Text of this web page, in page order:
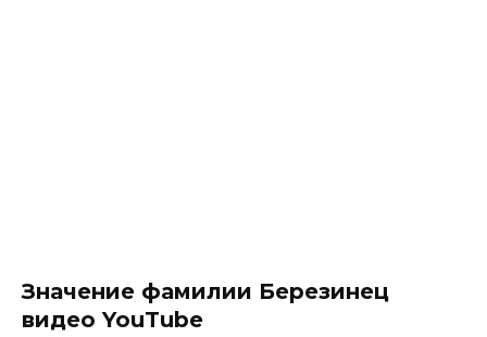
Значение фамилии Березинец
видео YouTube